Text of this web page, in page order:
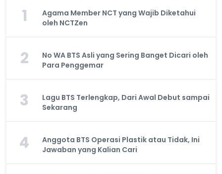
1
Agama Member NCT yang Wajib Diketahui
oleh NCTZen
2
No WA BTS Asli yang Sering Banget Dicari oleh
Para Penggemar
3
Lagu BTS Terlengkap, Dari Awal Debut sampai
Sekarang
4
Anggota BTS Operasi Plastik atau Tidak, Ini
Jawaban yang Kalian Cari